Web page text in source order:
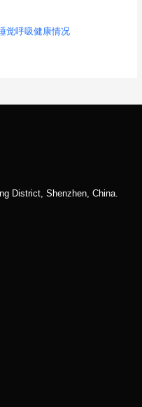
觉呼吸健康情况
District, Shenzhen, China.